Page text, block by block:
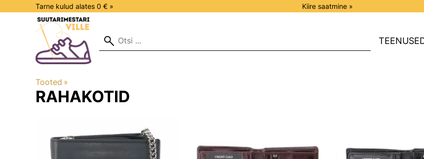
Tarne kulud alates 0 € » Kiire saatmine »
Tooted ‪»
RAHAKOTID